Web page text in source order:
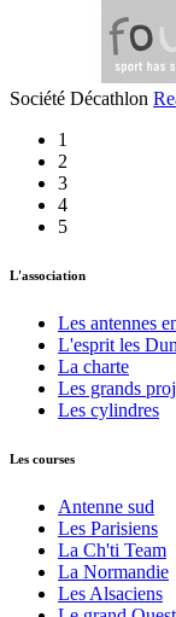
Société Décathlon
1
2
3
4
5
L'association
Les antennes
L'esprit les
La charte
Les grands
Les cylindres
Les courses
Antenne sud
Les Parisiens
La Ch'ti Team
La Normandie
Les Alsaciens